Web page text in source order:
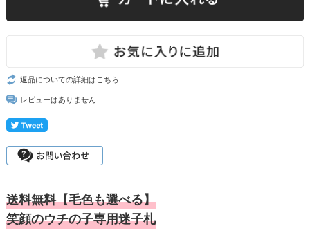
返品についての詳細はこちら
レビューはありません
送料無料【毛色も選べる】
笑顔のウチの子専用迷子札